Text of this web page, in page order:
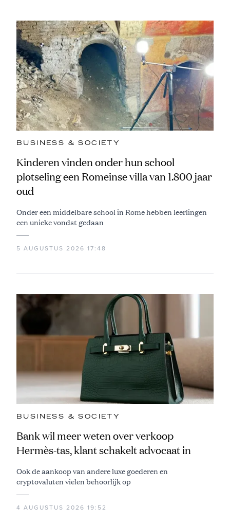
BUSINESS & SOCIETY
Kinderen vinden onder hun school
plotseling een Romeinse villa van 1.800 jaar
oud
Onder een middelbare school in Rome hebben leerlingen
een unieke vondst gedaan
5 AUGUSTUS 2026 17:48
BUSINESS & SOCIETY
Bank wil meer weten over verkoop
Hermès-tas, klant schakelt advocaat in
Ook de aankoop van andere luxe goederen en
cryptovaluten vielen behoorlijk op
4 AUGUSTUS 2026 19:52